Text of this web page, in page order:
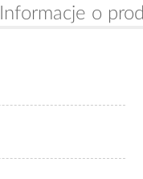
Informacje o